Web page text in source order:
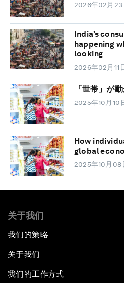
2026年02月23
India’s
happening
looking
2026年02月11
「世帯」が
2025年10月10
How
global
2025年10月08
关于我们
我们的策略
关于我们
我们的工作方式